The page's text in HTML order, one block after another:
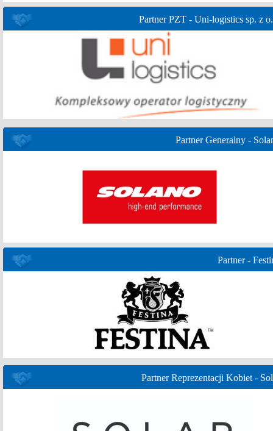
Partner PZT - Uni-logistics sp. z
Partner Generalny -
Partner -
Partner Reprezentacji Kobiet -